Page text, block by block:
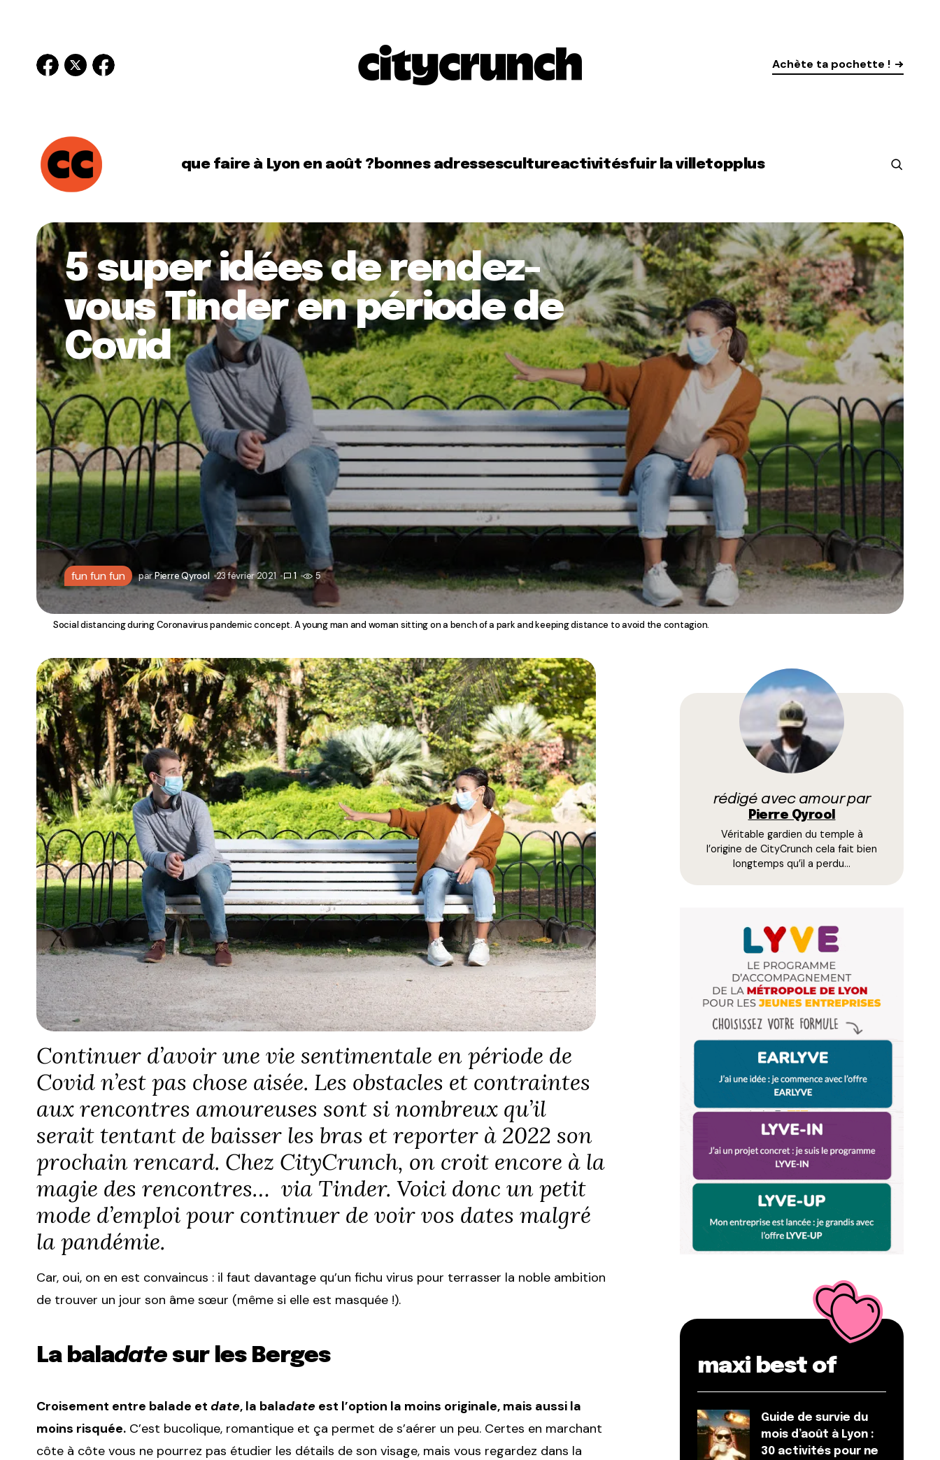
Achète ta pochette !
que faire à Lyon en août ?bonnes adressescultureactivitésfuir la villetopplus
5 super idées de rendez-
vous Tinder en période de
Covid
fun fun fun parPierre Qyrool 23 février 2021 1 5
Social distancing during Coronavirus pandemic concept. A young man and woman sitting on a bench of a park and keeping distance to avoid the contagion.
Continuer d’avoir une vie sentimentale en période de
Covid n’est pas chose aisée. Les obstacles et contraintes
aux rencontres amoureuses sont si nombreux qu’il
serait tentant de baisser les bras et reporter à 2022 son
prochain rencard. Chez CityCrunch, on croit encore à la
magie des rencontres… via Tinder. Voici donc un petit
mode d’emploi pour continuer de voir vos dates malgré
la pandémie.
Car, oui, on en est convaincus : il faut davantage qu’un fichu virus pour terrasser la noble ambition
de trouver un jour son âme sœur (même si elle est masquée !).
La baladate sur les Berges
Croisement entre balade et date, la baladate est l’option la moins originale, mais aussi la
moins risquée. C’est bucolique, romantique et ça permet de s’aérer un peu. Certes en marchant
côte à côte vous ne pourrez pas étudier les détails de son visage, mais vous regardez dans la
rédigé avec amour par
Pierre Qyrool
Véritable gardien du temple à
l’origine de CityCrunch cela fait bien
longtemps qu’il a perdu…
maxi best of
Guide de survie du
mois d’août à Lyon :
30 activités pour ne